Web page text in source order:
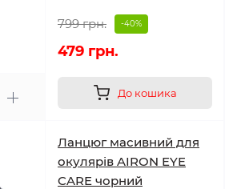
799 грн. -40%
479 грн.
До кошика
Ланцюг масивний для
окулярів AIRON EYE
CARE чорний